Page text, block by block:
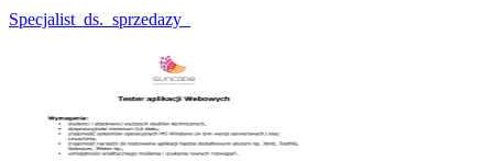
Specjalist_ds._sprzedazy_